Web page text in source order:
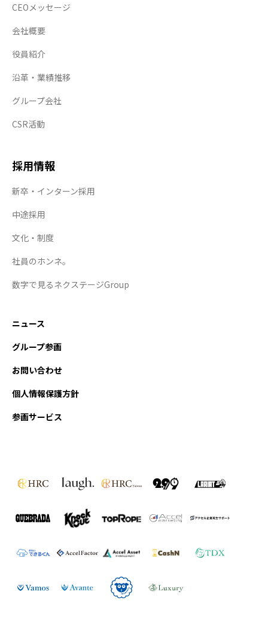
CEOメッセージ
会社概要
役員紹介
沿革・業績推移
グループ会社
CSR活動
採用情報
新卒・インターン採用
中途採用
文化・制度
社員のホンネ。
数字で見るネクステージGroup
ニュース
グループ参画
お問い合わせ
個人情報保護方針
参画サービス